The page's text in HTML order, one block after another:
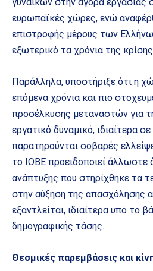
γυναικών στην αγορά εργασίας
ευρωπαϊκές χώρες, ενώ
επιστροφής μέρους των
εξωτερικό τα χρόνια της
Παράλληλα, υποστήριξε ότι η
επόμενα χρόνια και πιο
προσέλκυσης μεταναστών για
εργατικό δυναμικό, ιδιαίτερα
παρατηρούνται σοβαρές
το ΙΟΒΕ προειδοποιεί άλλωστε
ανάπτυξης που στηρίχθηκε τα
στην αύξηση της απασχόλησης
εξαντλείται, ιδιαίτερα υπό το
δημογραφικής τάσης.
Θεσμικές παρεμβάσεις και